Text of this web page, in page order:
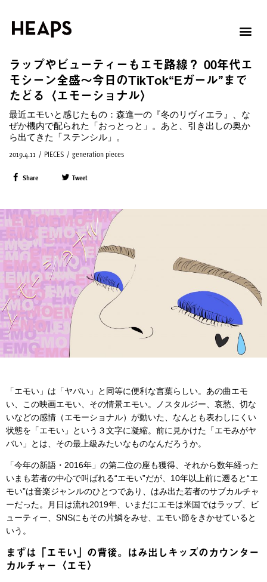
ラップやビューティーもエモ路線？ 00年代エ
モシーン全盛〜今日のTikTok“Eガール”まで
たどる〈エモーショナル〉
最近エモいと感じたもの：森進一の『冬のリヴィエラ』、な
ぜか機内で配られた「おっとっと」。あと、引き出しの奥か
ら出てきた「ステンシル」。
2019.4.11 / PIECES / generation pieces
Share Tweet
「エモい」は「ヤバい」と同等に便利な言葉らしい。あの曲エモ
い、この映画エモい、その情景エモい。ノスタルジー、哀愁、切な
いなどの感情（エモーショナル）が動いた、なんとも表わしにくい
状態を「エモい」という３文字に凝縮。前に見かけた「エモみがヤ
バい」とは、その最上級みたいなものなんだろうか。
「今年の新語・2016年」の第二位の座も獲得、それから数年経った
いまも若者の中心で叫ばれる“エモい”だが、10年以上前に遡ると“エ
モい”は音楽ジャンルのひとつであり、はみ出た若者のサブカルチャ
ーだった。月日は流れ2019年、いまだにエモは米国ではラップ、ビ
ューティー、SNSにもその片鱗をみせ、エモい節をきかせていると
いう。
まずは「エモい」の背後。はみ出しキッズのカウンター
カルチャー〈エモ〉